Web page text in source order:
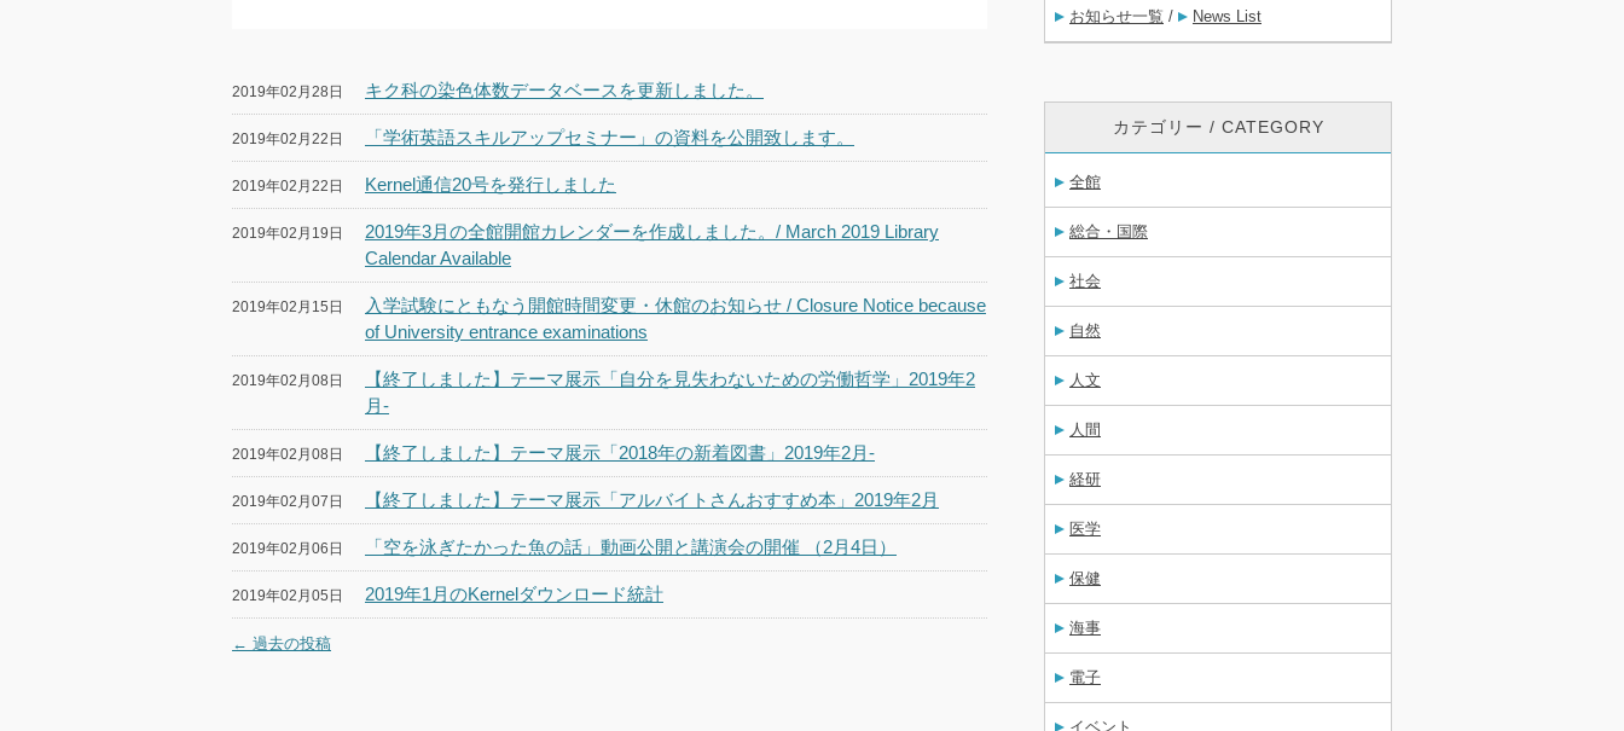
2019年02月28日 キク科の染色体数データベースを更新しました。
2019年02月22日 「学術英語スキルアップセミナー」の資料を公開致します。
2019年02月22日 Kernel通信20号を発行しました
2019年02月19日
2019年3月の全館開館カレンダーを作成しました。/ March 2019 Library
Calendar Available
2019年02月15日
入学試験にともなう開館時間変更・休館のお知らせ / Closure Notice because
of University entrance examinations
2019年02月08日
【終了しました】テーマ展示「自分を見失わないための労働哲学」2019年2
月-
2019年02月08日 【終了しました】テーマ展示「2018年の新着図書」2019年2月-
2019年02月07日 【終了しました】テーマ展示「アルバイトさんおすすめ本」2019年2月
2019年02月06日 「空を泳ぎたかった⿂の話」動画公開と講演会の開催 （2月4日）
2019年02月05日 2019年1月のKernelダウンロード統計
投稿ナビゲーション
← 過去の投稿
お知らせ一覧 / News List
カテゴリー / CATEGORY
全館
総合・国際
社会
自然
人文
人間
経研
医学
保健
海事
電子
イベント